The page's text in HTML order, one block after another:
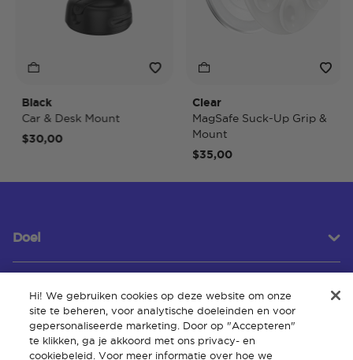
Black
Car & Desk Mount
$30,00
Clear
MagSafe Suck-Up Grip &
Mount
$35,00
Doel
Klantenservice
Hi! We gebruiken cookies op deze website om onze
site te beheren, voor analytische doeleinden en voor
gepersonaliseerde marketing. Door op "Accepteren"
te klikken, ga je akkoord met ons privacy- en
cookiebeleid. Voor meer informatie over hoe we